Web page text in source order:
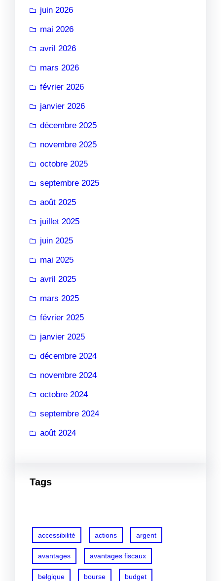
juin 2026
mai 2026
avril 2026
mars 2026
février 2026
janvier 2026
décembre 2025
novembre 2025
octobre 2025
septembre 2025
août 2025
juillet 2025
juin 2025
mai 2025
avril 2025
mars 2025
février 2025
janvier 2025
décembre 2024
novembre 2024
octobre 2024
septembre 2024
août 2024
Tags
accessibilité actions argent
avantages avantages fiscaux
belgique bourse budget